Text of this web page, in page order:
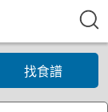
找食譜